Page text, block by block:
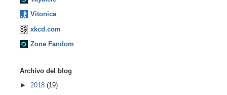
Vitonica
xkcd.com
Zona Fandom
Archivo del blog
► 2018 (19)